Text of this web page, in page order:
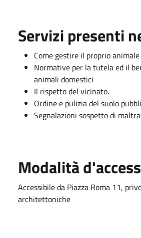
Servizi presenti
Come gestire il proprio
Normative per la tutela ed il
animali domestici
Il rispetto del vicinato.
Ordine e pulizia del suolo
Segnalazioni sospetto di
Modalità
Accessibile da Piazza Roma 11,
architettoniche